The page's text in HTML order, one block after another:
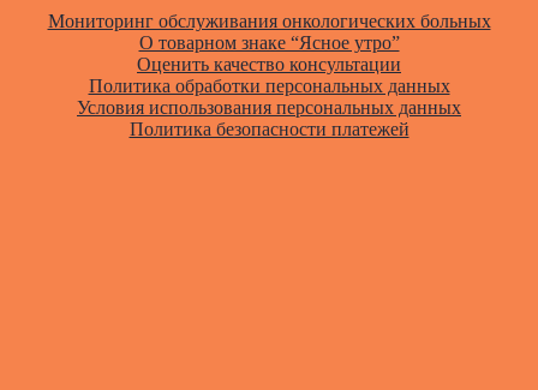
Мониторинг обслуживания онкологических больных
О товарном знаке “Ясное утро”
Оценить качество консультации
Политика обработки персональных данных
Условия использования персональных данных
Политика безопасности платежей